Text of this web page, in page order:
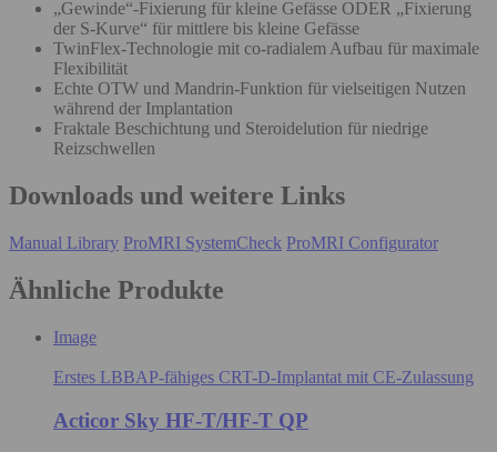
„Gewinde“-Fixierung für kleine Gefässe ODER „Fixierung
der S-Kurve“ für mittlere bis kleine Gefässe
TwinFlex-Technologie mit co-radialem Aufbau für maximale
Flexibilität
Echte OTW und Mandrin-Funktion für vielseitigen Nutzen
während der Implantation
Fraktale Beschichtung und Steroidelution für niedrige
Reizschwellen
Downloads und weitere Links
Manual Library ProMRI SystemCheck ProMRI Configurator
Ähnliche Produkte
Image
Erstes LBBAP-fähiges CRT-D-Implantat mit CE-Zulassung
Acticor Sky HF-T/HF-T QP